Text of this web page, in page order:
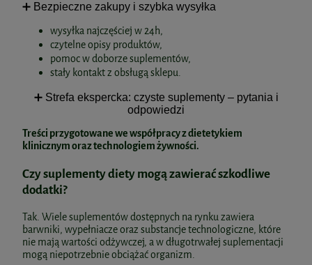
17,90 zł
do koszyka
Cholesterol Skoczylas 60kaps.
35,00 zł
Altopharma
42,49 zł
Omega 3 Forte 1000 mg EPA, 500 mg
DHA 90 kaps. BioWen
77,99 zł
do koszyka
➕ Bezpieczne zakupy i szybka wysyłka
wysyłka najczęściej w 24h,
czytelne opisy produktów,
pomoc w doborze suplementów,
stały kontakt z obsługą sklepu.
➕ Strefa ekspercka: czyste suplementy – pytania i
odpowiedzi
Treści przygotowane we współpracy z dietetykiem
klinicznym oraz technologiem żywności.
Czy suplementy diety mogą zawierać szkodliwe
dodatki?
Tak. Wiele suplementów dostępnych na rynku zawiera
barwniki, wypełniacze oraz substancje technologiczne, które
nie mają wartości odżywczej, a w długotrwałej suplementacji
mogą niepotrzebnie obciążać organizm.